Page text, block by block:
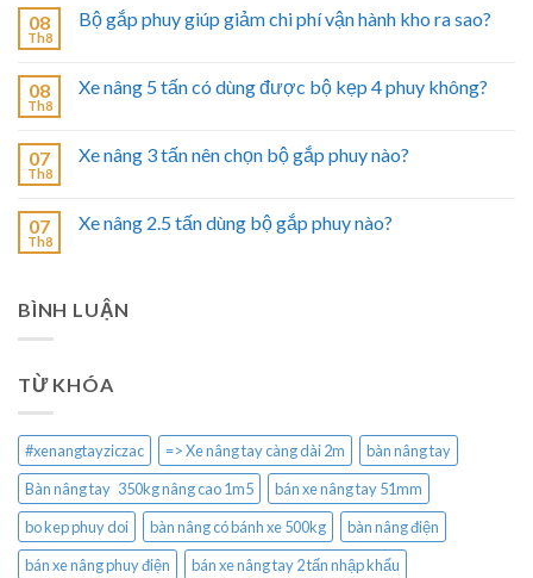
08
Th8
Bộ gắp phuy giúp giảm chi phí vận hành kho ra sao?
08
Th8
Xe nâng 5 tấn có dùng được bộ kẹp 4 phuy không?
07
Th8
Xe nâng 3 tấn nên chọn bộ gắp phuy nào?
07
Th8
Xe nâng 2.5 tấn dùng bộ gắp phuy nào?
BÌNH LUẬN
TỪ KHÓA
#xenangtayziczac => Xe nâng tay càng dài 2m
bàn nâng tay
Bàn nâng tay 350kg nâng cao 1m5
bán xe nâng tay 51mm
bo kep phuy doi
bàn nâng có bánh xe 500kg
bàn nâng điện
bán xe nâng phuy điện
bán xe nâng tay 2 tấn nhập khẩu